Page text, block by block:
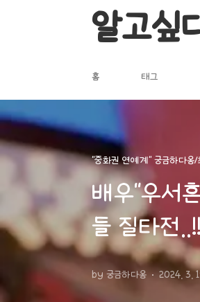
알고싶
홈 태그
"중화권 연예계" 궁금하다옹
배우"우서
들 질타전..!!
by 궁금하다옹 2024. 3.